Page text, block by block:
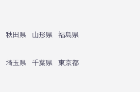
秋田県 山形県
福島県
埼玉県 千葉県
東京都